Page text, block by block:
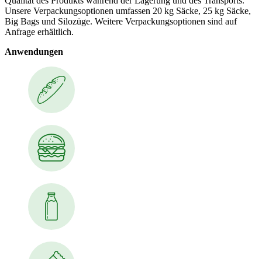
Unsere Verpackungsoptionen umfassen 20 kg Säcke, 25 kg Säcke,
Big Bags und Silozüge. Weitere Verpackungsoptionen sind auf
Anfrage erhältlich.
Anwendungen